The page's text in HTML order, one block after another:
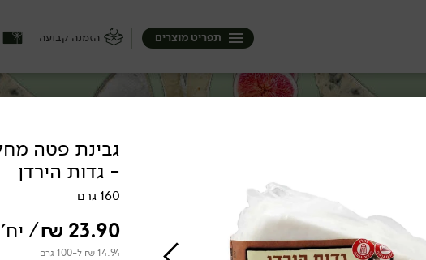
הזמנה קבועה תפריט מוצרים
מעולה עם פרי מתוק), היא יכולה להיות קשה או רק חצי ...
החלב מחוות הבופאלו בבצרון, ממשק שוורץ בצפון וגם
לא תחסר לכם חתיכה :)
- גדות הירדן
160 גרם
23.90
₪/ יח׳
14.94 ₪ ל-100 גרם